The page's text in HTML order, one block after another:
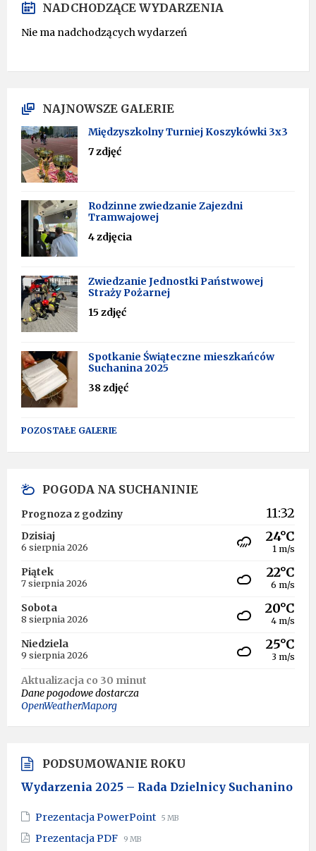
NADCHODZĄCE WYDARZENIA
Nie ma nadchodzących wydarzeń
NAJNOWSZE GALERIE
Międzyszkolny Turniej Koszykówki 3x3
7 zdjęć
Rodzinne zwiedzanie Zajezdni
Tramwajowej
4 zdjęcia
Zwiedzanie Jednostki Państwowej
Straży Pożarnej
15 zdjęć
Spotkanie Świąteczne mieszkańców
Suchanina 2025
38 zdjęć
POZOSTAŁE GALERIE
POGODA NA SUCHANINIE
Prognoza z godziny 11:32
Dzisiaj
6 sierpnia 2026
24°C
1 m/s
Piątek
7 sierpnia 2026
22°C
6 m/s
Sobota
8 sierpnia 2026
20°C
4 m/s
Niedziela
9 sierpnia 2026
25°C
3 m/s
Aktualizacja co 30 minut
Dane pogodowe dostarcza
OpenWeatherMap.org
PODSUMOWANIE ROKU
Wydarzenia 2025 – Rada Dzielnicy Suchanino
Prezentacja PowerPoint File
File
5 MB
Prezentacja PDF File
File
9 MB